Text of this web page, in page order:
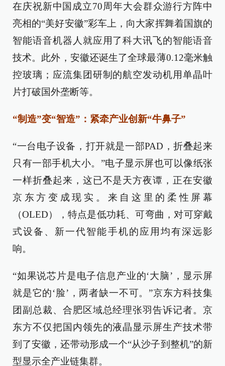
在庆祝新中国成立70周年大会群众游行方阵中
亮相的“美好安徽”彩车上，向大家挥舞着国旗的
智能语音机器人就应用了科大讯飞的智能语音
技术。此外，安徽还诞生了全球最薄0.12毫米触
控玻璃；应流集团研制的航空发动机用单晶叶
片打破国外垄断等。
“制造”变“智造”：紧牵产业创新“牛鼻子”
“一台电子设备，打开就是一部PAD，折叠起来
只有一部手机大小。”电子显示屏也可以像纸张
一样折叠起来，这已不是天方夜谭，正在安徽
京东方变成现实。来自这里的柔性屏幕
（OLED），特点是低功耗、可弯曲，对可穿戴
式设备、新一代智能手机的应用均有深远影
响。
“如果说芯片是电子信息产业的‘大脑’，显示屏
就是它的‘脸’，两者缺一不可。”京东方科技集
团副总裁、合肥区域总经理张羽告诉记者。京
东方不仅把国内领先的液晶显示屏生产技术带
到了安徽，还带动形成一个“从沙子到整机”的新
型显示全产业链集群。